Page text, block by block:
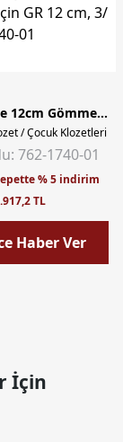
V-Fix Prime 12cm Gömme Rezervuar
/ Çocuk Klozetleri
762-1740-01
% 5 indirim
TL
Haber Ver
İçin